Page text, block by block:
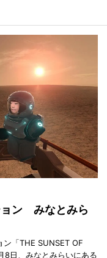
ョン みなとみら
ン「THE SUNSET OF
8日、みなとみらいにある